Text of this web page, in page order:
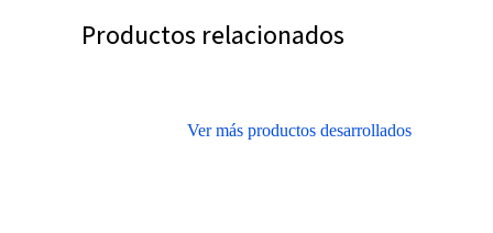
Productos relacionados
Ver más productos desarrollados